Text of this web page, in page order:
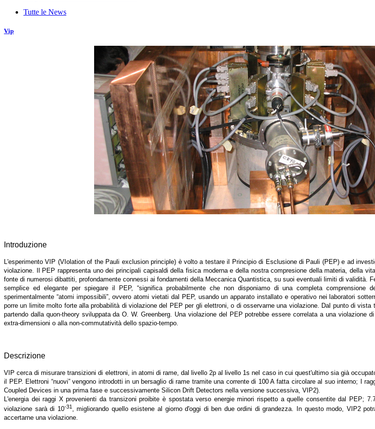
Tutte le News
Vip
Introduzione
L'esperimento VIP (VIolation of the Pauli exclusion principle) è volto a testare il Principio di Esclusione di Pauli (PEP) e ad
violazione. Il PEP rappresenta uno dei principali capisaldi della fisica moderna e della nostra compresione della materia, della
fonte di numerosi dibattiti, profondamente connessi ai fondamenti della Meccanica Quantistica, su suoi eventuali limiti di validità.
semplice ed elegante per spiegare il PEP, “significa probabilmente che non disponiamo di una completa comprensione
sperimentalmente “atomi impossibili”, ovvero atomi vietati dal PEP, usando un apparato installato e operativo nei laboratori
porre un limite molto forte alla probabilità di violazione del PEP per gli elettroni, o di osservarne una violazione. Dal punto di
partendo dalla quon-theory sviluppata da O. W. Greenberg. Una violazione del PEP potrebbe essere correlata a una
extra-dimensioni o alla non-commutatività dello spazio-tempo.
Descrizione
VIP cerca di misurare transizioni di elettroni, in atomi di rame, dal livello 2p al livello 1s nel caso in cui quest'ultimo sia già
il PEP. Elettroni “nuovi” vengono introdotti in un bersaglio di rame tramite una corrente di 100 A fatta circolare al suo interno; I
Coupled Devices in una prima fase e successivamente Silicon Drift Detectors nella versione successiva, VIP2).
L'energia dei raggi X provenienti da transizoni proibite è spostata verso energie minori rispetto a quelle consentite dal PEP;
violazione sarà di 10-31, migliorando quello esistene al giorno d'oggi di ben due ordini di grandezza. In questo modo, VIP2
accertarne una violazione.